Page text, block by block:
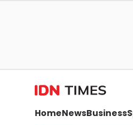
HomeNewsBusiness